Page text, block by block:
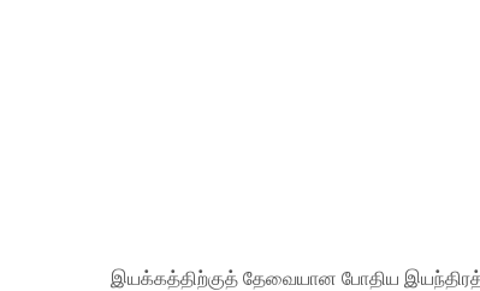
இயக்கத்திற்குத் தேவையான போதிய